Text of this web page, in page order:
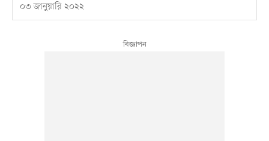
০৩ জানুয়ারি ২০২২